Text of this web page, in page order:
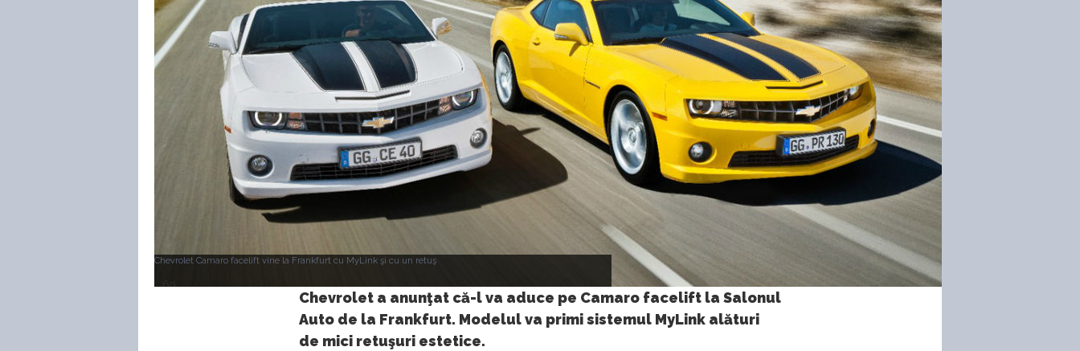
Chevrolet Camaro facelift vine la Frankfurt cu MyLink şi cu un retuş
69
Chevrolet a anunţat că-l va aduce pe Camaro facelift la Salonul
Auto de la Frankfurt. Modelul va primi sistemul MyLink alături
de mici retuşuri estetice.